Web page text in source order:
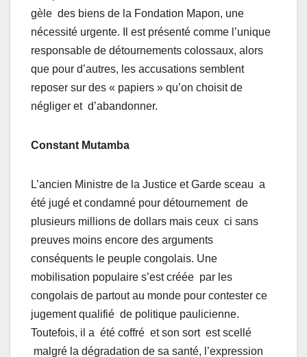
gèle des biens de la Fondation Mapon, une
nécessité urgente. Il est présenté comme l’unique
responsable de détournements colossaux, alors
que pour d’autres, les accusations semblent
reposer sur des « papiers » qu’on choisit de
négliger et d’abandonner.
Constant Mutamba
L’ancien Ministre de la Justice et Garde sceau a
été jugé et condamné pour détournement de
plusieurs millions de dollars mais ceux ci sans
preuves moins encore des arguments
conséquents le peuple congolais. Une
mobilisation populaire s’est créée par les
congolais de partout au monde pour contester ce
jugement qualifié de politique paulicienne.
Toutefois, il a été coffré et son sort est scellé
malgré la dégradation de sa santé, l’expression